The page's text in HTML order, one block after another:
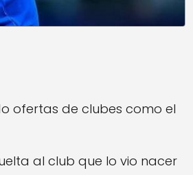
ofertas de clubes como el
al club que lo vio nacer